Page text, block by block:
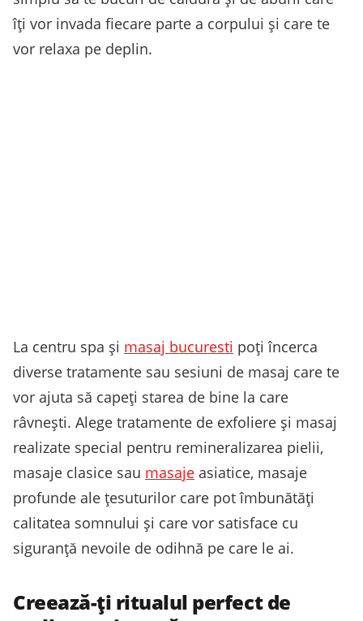
îți vor invada fiecare parte a corpului și care te
vor relaxa pe deplin.
La centru spa și masaj bucuresti poți încerca
diverse tratamente sau sesiuni de masaj care te
vor ajuta să capeți starea de bine la care
râvnești. Alege tratamente de exfoliere și masaj
realizate special pentru remineralizarea pielii,
masaje clasice sau masaje asiatice, masaje
profunde ale țesuturilor care pot îmbunătăți
calitatea somnului și care vor satisface cu
siguranță nevoile de odihnă pe care le ai.
Creează-ți ritualul perfect de